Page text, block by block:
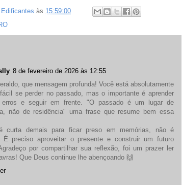
Edificantes às 15:59:00
8 de fevereiro de 2026 às 12:55
que mensagem profunda! Você está absolutamente
se perder no passado, mas o importante é aprender
e seguir em frente. "O passado é um lugar de
não de residência" uma frase que resume bem essa
curta demais para ficar preso em memórias, não é
É preciso aproveitar o presente e construir um futuro
por compartilhar sua reflexão, foi um prazer ler
Que Deus continue lhe abençoando 🙌